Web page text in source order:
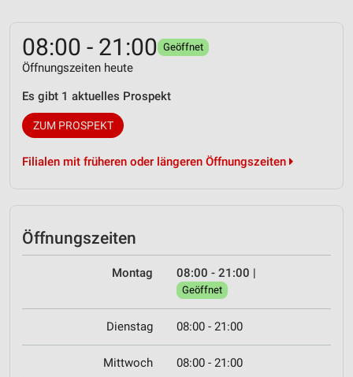
08:00 - 21:00 Geöffnet
Öffnungszeiten heute
Es gibt 1 aktuelles Prospekt
ZUM PROSPEKT
Filialen mit früheren oder längeren Öffnungszeiten
Öffnungszeiten
Montag 08:00 - 21:00 |
Geöffnet
Dienstag 08:00 - 21:00
Mittwoch 08:00 - 21:00